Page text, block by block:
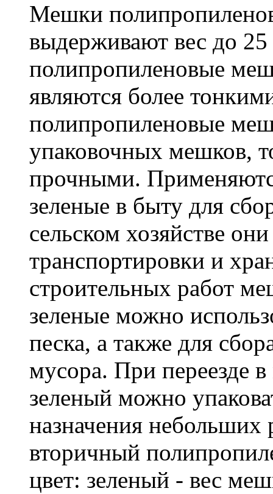
Мешки
выдерживают вес до
полипропиленовые
являются более
полипропиленовые
упаковочных мешков,
прочными.
зеленые в быту для
сельском хозяйстве
транспортировки и
строительных работ
зеленые можно
песка, а также для
мусора. При переезде
зеленый можно
назначения небольших
вторичный
цвет: зеленый - вес